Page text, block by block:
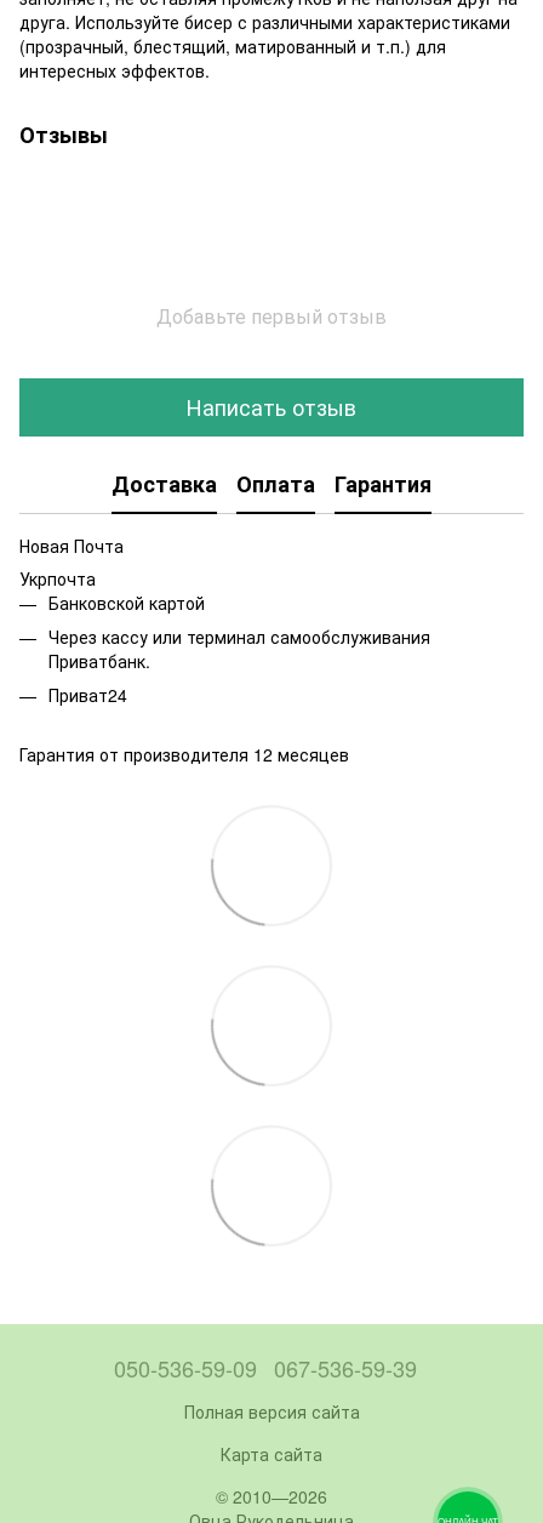
друга. Используйте бисер с различными характеристиками
(прозрачный, блестящий, матированный и т.п.) для
интересных эффектов.
Отзывы
Добавьте первый отзыв
Написать отзыв
Доставка Оплата Гарантия
Новая Почта
Укрпочта
Банковской картой
Через кассу или терминал самообслуживания
Приватбанк.
Приват24
Гарантия от производителя 12 месяцев
050-536-59-09 067-536-59-39
Полная версия сайта
Карта сайта
© 2010—2026